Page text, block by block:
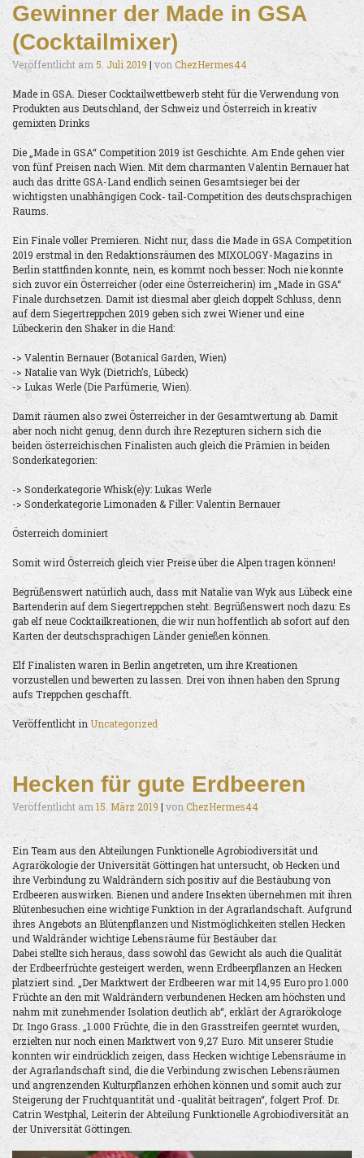
Gewinner der Made in GSA
(Cocktailmixer)
Veröffentlicht am 5. Juli 2019 | von ChezHermes44
Made in GSA. Dieser Cocktailwettbewerb steht für die Verwendung von
Produkten aus Deutschland, der Schweiz und Österreich in kreativ
gemixten Drinks
Die „Made in GSA“ Competition 2019 ist Geschichte. Am Ende gehen vier
von fünf Preisen nach Wien. Mit dem charmanten Valentin Bernauer hat
auch das dritte GSA-Land endlich seinen Gesamtsieger bei der
wichtigsten unabhängigen Cock- tail-Competition des deutschsprachigen
Raums.
Ein Finale voller Premieren. Nicht nur, dass die Made in GSA Competition
2019 erstmal in den Redaktionsräumen des MIXOLOGY-Magazins in
Berlin stattfinden konnte, nein, es kommt noch besser: Noch nie konnte
sich zuvor ein Österreicher (oder eine Österreicherin) im „Made in GSA“
Finale durchsetzen. Damit ist diesmal aber gleich doppelt Schluss, denn
auf dem Siegertreppchen 2019 geben sich zwei Wiener und eine
Lübeckerin den Shaker in die Hand:
-> Valentin Bernauer (Botanical Garden, Wien)
-> Natalie van Wyk (Dietrich’s, Lübeck)
-> Lukas Werle (Die Parfümerie, Wien).
Damit räumen also zwei Österreicher in der Gesamtwertung ab. Damit
aber noch nicht genug, denn durch ihre Rezepturen sichern sich die
beiden österreichischen Finalisten auch gleich die Prämien in beiden
Sonderkategorien:
-> Sonderkategorie Whisk(e)y: Lukas Werle
-> Sonderkategorie Limonaden & Filler: Valentin Bernauer
Österreich dominiert
Somit wird Österreich gleich vier Preise über die Alpen tragen können!
Begrüßenswert natürlich auch, dass mit Natalie van Wyk aus Lübeck eine
Bartenderin auf dem Siegertreppchen steht. Begrüßenswert noch dazu: Es
gab elf neue Cocktailkreationen, die wir nun hoffentlich ab sofort auf den
Karten der deutschsprachigen Länder genießen können.
Elf Finalisten waren in Berlin angetreten, um ihre Kreationen
vorzustellen und bewerten zu lassen. Drei von ihnen haben den Sprung
aufs Treppchen geschafft.
Veröffentlicht in Uncategorized
Hecken für gute Erdbeeren
Veröffentlicht am 15. März 2019 | von ChezHermes44
Ein Team aus den Abteilungen Funktionelle Agrobiodiversität und
Agrarökologie der Universität Göttingen hat untersucht, ob Hecken und
ihre Verbindung zu Waldrändern sich positiv auf die Bestäubung von
Erdbeeren auswirken. Bienen und andere Insekten übernehmen mit ihren
Blütenbesuchen eine wichtige Funktion in der Agrarlandschaft. Aufgrund
ihres Angebots an Blütenpflanzen und Nistmöglichkeiten stellen Hecken
und Waldränder wichtige Lebensräume für Bestäuber dar.
Dabei stellte sich heraus, dass sowohl das Gewicht als auch die Qualität
der Erdbeerfrüchte gesteigert werden, wenn Erdbeerpflanzen an Hecken
platziert sind. „Der Marktwert der Erdbeeren war mit 14,95 Euro pro 1.000
Früchte an den mit Waldrändern verbundenen Hecken am höchsten und
nahm mit zunehmender Isolation deutlich ab“, erklärt der Agrarökologe
Dr. Ingo Grass. „1.000 Früchte, die in den Grasstreifen geerntet wurden,
erzielten nur noch einen Marktwert von 9,27 Euro. Mit unserer Studie
konnten wir eindrücklich zeigen, dass Hecken wichtige Lebensräume in
der Agrarlandschaft sind, die die Verbindung zwischen Lebensräumen
und angrenzenden Kulturpflanzen erhöhen können und somit auch zur
Steigerung der Fruchtquantität und -qualität beitragen“, folgert Prof. Dr.
Catrin Westphal, Leiterin der Abteilung Funktionelle Agrobiodiversität an
der Universität Göttingen.